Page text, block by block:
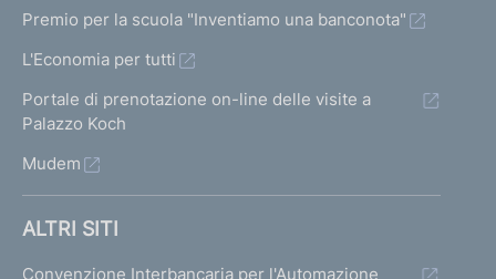
Premio per la scuola "Inventiamo una banconota"
L'Economia per tutti
Portale di prenotazione on-line delle visite a
Palazzo Koch
Mudem
ALTRI SITI
Convenzione Interbancaria per l'Automazione